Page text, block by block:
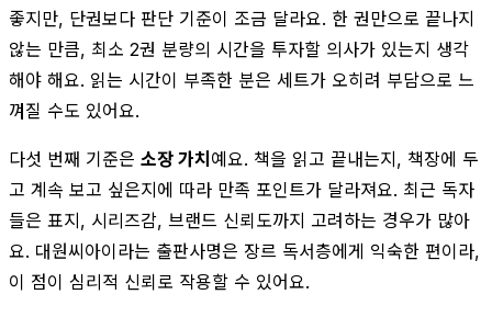
좋지만, 단권보다 판단 기준이 조금 달라요. 한 권만으로 끝나지
않는 만큼, 최소 2권 분량의 시간을 투자할 의사가 있는지 생각
해야 해요. 읽는 시간이 부족한 분은 세트가 오히려 부담으로 느
껴질 수도 있어요.
다섯 번째 기준은 소장 가치예요. 책을 읽고 끝내는지, 책장에 두
고 계속 보고 싶은지에 따라 만족 포인트가 달라져요. 최근 독자
들은 표지, 시리즈감, 브랜드 신뢰도까지 고려하는 경우가 많아
요. 대원씨아이라는 출판사명은 장르 독서층에게 익숙한 편이라,
이 점이 심리적 신뢰로 작용할 수 있어요.